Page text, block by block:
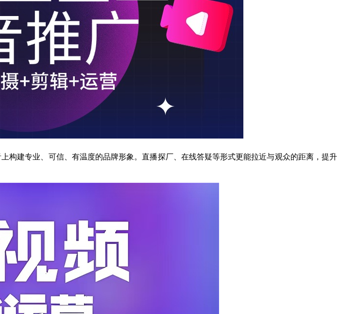
构建专业、可信、有温度的品牌形象。直播探厂、在线答疑等形式更能拉近与观众的距离，提升